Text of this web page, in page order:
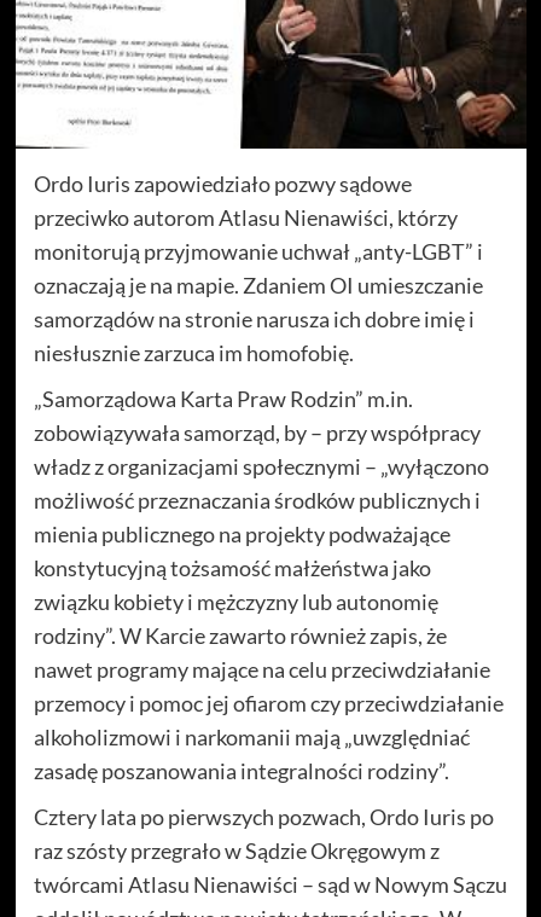
Ordo Iuris zapowiedziało pozwy sądowe
przeciwko autorom Atlasu Nienawiści, którzy
monitorują przyjmowanie uchwał „anty-LGBT” i
oznaczają je na mapie. Zdaniem OI umieszczanie
samorządów na stronie narusza ich dobre imię i
niesłusznie zarzuca im homofobię.
„Samorządowa Karta Praw Rodzin” m.in.
zobowiązywała samorząd, by – przy współpracy
władz z organizacjami społecznymi – „wyłączono
możliwość przeznaczania środków publicznych i
mienia publicznego na projekty podważające
konstytucyjną tożsamość małżeństwa jako
związku kobiety i mężczyzny lub autonomię
rodziny”. W Karcie zawarto również zapis, że
nawet programy mające na celu przeciwdziałanie
przemocy i pomoc jej ofiarom czy przeciwdziałanie
alkoholizmowi i narkomanii mają „uwzględniać
zasadę poszanowania integralności rodziny”.
Cztery lata po pierwszych pozwach, Ordo Iuris po
raz szósty przegrało w Sądzie Okręgowym z
twórcami Atlasu Nienawiści – sąd w Nowym Sączu